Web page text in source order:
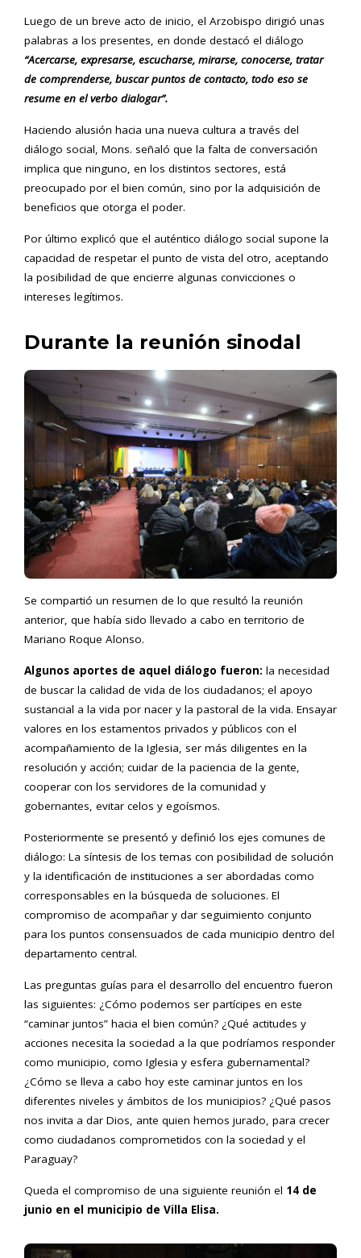
Luego de un breve acto de inicio, el Arzobispo dirigió unas
palabras a los presentes, en donde destacó el diálogo
“Acercarse, expresarse, escucharse, mirarse, conocerse, tratar
de comprenderse, buscar puntos de contacto, todo eso se
resume en el verbo dialogar”.
Haciendo alusión hacia una nueva cultura a través del
diálogo social, Mons. señaló que la falta de conversación
implica que ninguno, en los distintos sectores, está
preocupado por el bien común, sino por la adquisición de
beneficios que otorga el poder.
Por último explicó que el auténtico diálogo social supone la
capacidad de respetar el punto de vista del otro, aceptando
la posibilidad de que encierre algunas convicciones o
intereses legítimos.
Durante la reunión sinodal
Se compartió un resumen de lo que resultó la reunión
anterior, que había sido llevado a cabo en territorio de
Mariano Roque Alonso.
Algunos aportes de aquel diálogo fueron: la necesidad
de buscar la calidad de vida de los ciudadanos; el apoyo
sustancial a la vida por nacer y la pastoral de la vida. Ensayar
valores en los estamentos privados y públicos con el
acompañamiento de la Iglesia, ser más diligentes en la
resolución y acción; cuidar de la paciencia de la gente,
cooperar con los servidores de la comunidad y
gobernantes, evitar celos y egoísmos.
Posteriormente se presentó y definió los ejes comunes de
diálogo: La síntesis de los temas con posibilidad de solución
y la identificación de instituciones a ser abordadas como
corresponsables en la búsqueda de soluciones. El
compromiso de acompañar y dar seguimiento conjunto
para los puntos consensuados de cada municipio dentro del
departamento central.
Las preguntas guías para el desarrollo del encuentro fueron
las siguientes: ¿Cómo podemos ser partícipes en este
“caminar juntos” hacia el bien común? ¿Qué actitudes y
acciones necesita la sociedad a la que podríamos responder
como municipio, como Iglesia y esfera gubernamental?
¿Cómo se lleva a cabo hoy este caminar juntos en los
diferentes niveles y ámbitos de los municipios? ¿Qué pasos
nos invita a dar Dios, ante quien hemos jurado, para crecer
como ciudadanos comprometidos con la sociedad y el
Paraguay?
Queda el compromiso de una siguiente reunión el 14 de
junio en el municipio de Villa Elisa.